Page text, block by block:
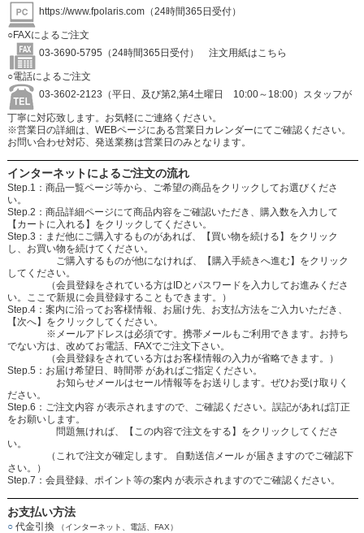
https://www.fpolaris.com（24時間365日受付）
○FAXによるご注文
03-3690-5795（24時間365日受付）
注文用紙はこちら
○電話によるご注文
03-3602-2123（平日、及び第2,第4土曜日 10:00～18:00）スタッフが
丁寧に対応致します。お気軽にご連絡ください。
※営業日の詳細は、WEBページにある営業日カレンダーにてご確認ください。
お問い合わせ対応、発送業務は営業日のみとなります。
インターネットによるご注文の流れ
Step.1：商品一覧ページ等から、ご希望の商品をクリックしてお選びくださ
い。
Step.2：商品詳細ページにて商品内容をご確認いただき、購入数を入力して
【カートに入れる】をクリックしてください。
Step.3：まだ他にご購入するものがあれば、【買い物を続ける】をクリック
し、お買い物を続けてください。
ご購入するものが他になければ、【購入手続きへ進む】をクリック
してください。
（会員登録をされている方はIDとパスワードを入力してお進みくださ
い。ここで新規に会員登録することもできます。）
Step.4：案内に沿ってお客様情報、お届け先、お支払方法をご入力いただき、
【次へ】をクリックしてください。
※メールアドレスは必須です。携帯メールもご利用できます。お持ち
でない方は、改めてお電話、FAXでご注文下さい。
（会員登録をされている方はお客様情報の入力が省略できます。）
Step.5：お届け希望日、時間帯 があればご指定ください。
お知らせメールはセール情報等をお送りします。ぜひお受け取りく
ださい。
Step.6：ご注文内容 が表示されますので、ご確認ください。誤記があれば訂正
をお願いします。
問題無ければ、【この内容で注文をする】をクリックしてくださ
い。
（これで注文が確定します。 自動送信メール が届きますのでご確認下
さい。）
Step.7：会員登録、ポイント等の案内 が表示されますのでご確認ください。
お支払い方法
○代金引換 （インターネット、電話、FAX）